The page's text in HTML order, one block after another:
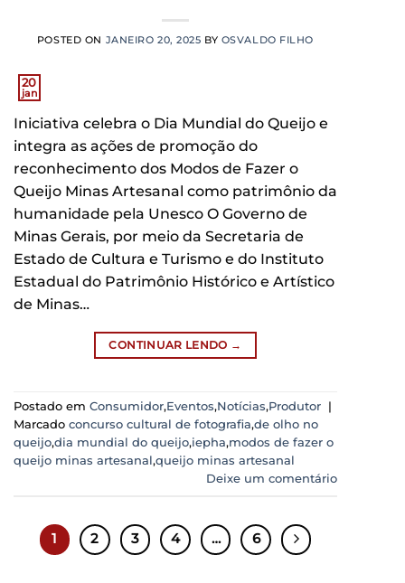
POSTED ON JANEIRO 20, 2025 BY OSVALDO FILHO
20
jan
Iniciativa celebra o Dia Mundial do Queijo e
integra as ações de promoção do
reconhecimento dos Modos de Fazer o
Queijo Minas Artesanal como patrimônio da
humanidade pela Unesco O Governo de
Minas Gerais, por meio da Secretaria de
Estado de Cultura e Turismo e do Instituto
Estadual do Patrimônio Histórico e Artístico
de Minas…
CONTINUAR LENDO →
Postado em Consumidor,Eventos,Notícias,Produtor |
Marcado concurso cultural de fotografia,de olho no
queijo,dia mundial do queijo,iepha,modos de fazer o
queijo minas artesanal,queijo minas artesanal
Deixe um comentário
1 2 3 4 … 6